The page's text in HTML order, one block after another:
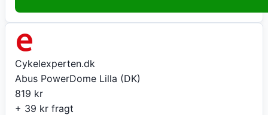
Cykelexperten.dk
Abus PowerDome Lilla (DK)
819 kr
+ 39 kr fragt